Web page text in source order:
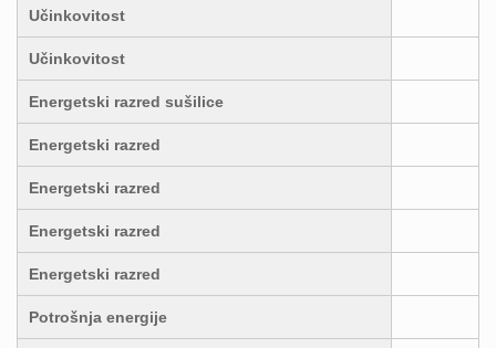
Učinkovitost
Učinkovitost
Energetski razred sušilice
Energetski razred
Energetski razred
Energetski razred
Energetski razred
Potrošnja energije